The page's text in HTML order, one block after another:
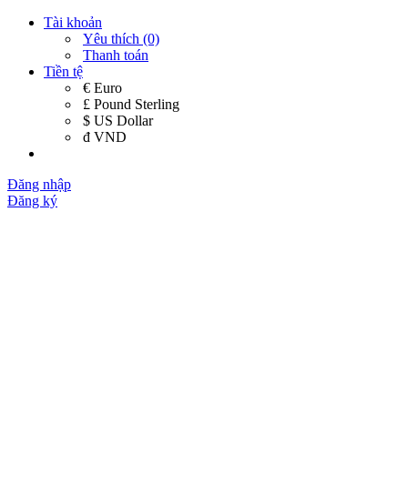
Tài khoản
Yêu thích (0)
Thanh toán
Tiền tệ
€ Euro
£ Pound Sterling
$ US Dollar
đ VND
Đăng nhập
Đăng ký